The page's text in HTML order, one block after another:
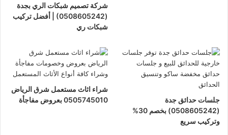
شركة تصميم شبكات الري بجدة
(0508605242) | أفضل تركيب
شبكات ري
جلسات حدائق جدة
(0508605242) بخصم 30%
وتركيب سريع
شراء اثاث مستعمل شرق الرياض
0505745010 بعروض مفاجأة